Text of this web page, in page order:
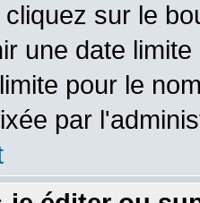
cliquez sur le
une date
pour le
par